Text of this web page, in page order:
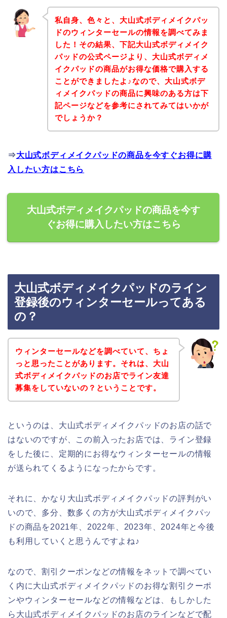
私自身、色々と、大山式ボディメイクパッ
ドのウィンターセールの情報を調べてみま
した！その結果、下記大山式ボディメイク
パッドの公式ページより、大山式ボディメ
イクパッドの商品がお得な価格で購入する
ことができましたよ♪なので、大山式ボデ
ィメイクパッドの商品に興味のある方は下
記ページなどを参考にされてみてはいかが
でしょうか？
⇒大山式ボディメイクパッドの商品を今すぐお得に購
入したい方はこちら
大山式ボディメイクパッドの商品を今す
ぐお得に購入したい方はこちら
大山式ボディメイクパッドのライン
登録後のウィンターセールってある
の？
ウィンターセールなどを調べていて、ちょ
っと思ったことがあります。それは、大山
式ボディメイクパッドのお店でライン友達
募集をしていないの？ということです。
というのは、大山式ボディメイクパッドのお店の話で
はないのですが、この前入ったお店では、ライン登録
をした後に、定期的にお得なウィンターセールの情報
が送られてくるようになったからです。
それに、かなり大山式ボディメイクパッドの評判がい
いので、多分、数多くの方が大山式ボディメイクパッ
ドの商品を2021年、2022年、2023年、2024年と今後
も利用していくと思うんですよね♪
なので、割引クーポンなどの情報をネットで調べてい
く内に大山式ボディメイクパッドのお得な割引クーポ
ンやウィンターセールなどの情報などは、もしかした
ら大山式ボディメイクパッドのお店のラインなどで配